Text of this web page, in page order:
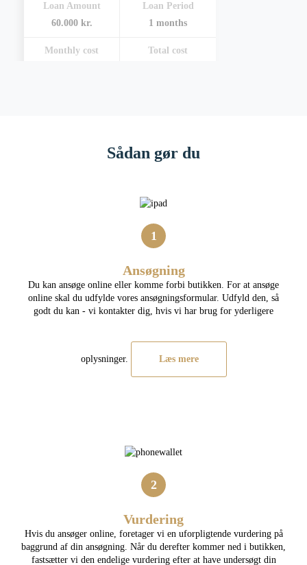
Loan Amount
60.000 kr.
Loan Period
1 months
Monthly cost
Total cost
Sådan gør du
1
Ansøgning
Du kan ansøge online eller komme forbi butikken. For at ansøge
online skal du udfylde vores ansøgningsformular. Udfyld den, så
godt du kan - vi kontakter dig, hvis vi har brug for yderligere
oplysninger. Læs mere
2
Vurdering
Hvis du ansøger online, foretager vi en uforpligtende vurdering på
baggrund af din ansøgning. Når du derefter kommer ned i butikken,
fastsætter vi den endelige vurdering efter at have undersøgt din